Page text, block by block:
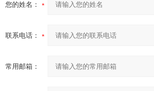
您的姓名：
联系电话：
常用邮箱：